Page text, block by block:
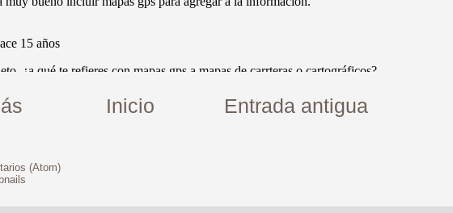
Entrada antigua
Inicio
(Atom)